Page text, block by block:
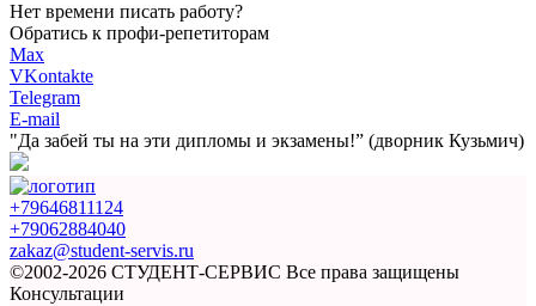
Нет времени писать работу?
Обратись к профи-репетиторам
Max
VKontakte
Telegram
E-mail
"Да забей ты на эти дипломы и экзамены!” (дворник Кузьмич)
+79646811124
+79062884040
zakaz@student-servis.ru
©2002-2026 СТУДЕНТ-СЕРВИС Все права защищены
Консультации